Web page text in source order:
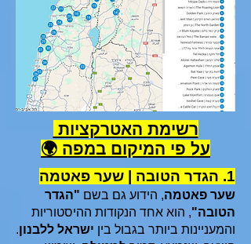
רשימת האטרקציות
על פי המיקום במפה 🌍
1. הגדר הטובה | שער פאטמה
שער פאטמה, הידוע גם בשם "הגדר
הטובה", הוא אחד הנקודות ההיסטוריות
והמעניינות ביותר בגבול בין ישראל ללבנון.